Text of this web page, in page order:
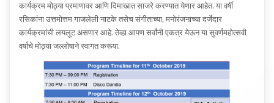
कार्यक्रम मोठ्या प्रमाणावर आणि दिमाखात साजरे करण्यात येणार आहेत. या वर्षी
रसिकांना उत्तमोत्तम गाजलेली नाटके तसेच संगीताच्या, मनोरंजनाच्या दर्जेदार
कार्यक्रमांची लयलूट असणार आहे. तेव्हा आपण सर्वांनी एकत्र येऊन या सुवर्णमहोत्सवी
वर्षाचे मोठ्या जल्लोषाने स्वागत करूया.